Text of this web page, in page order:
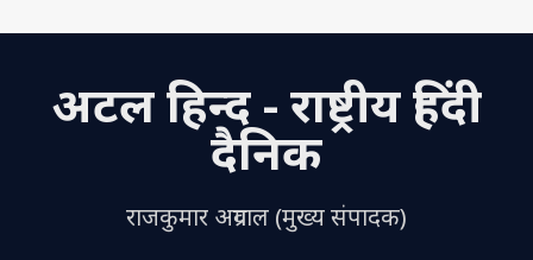
s
p
p
e
o
o
e
n
l e
अटल हिन्द - राष्ट्रीय हिंदी
दैनिक
राजकुमार अग्रवाल (मुख्य संपादक)